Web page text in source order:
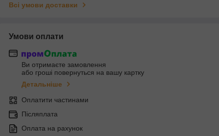
Всі умови доставки
Умови оплати
Ви отримаєте замовлення
або гроші повернуться на вашу картку
Детальніше
Оплатити частинами
Післяплата
Оплата на рахунок